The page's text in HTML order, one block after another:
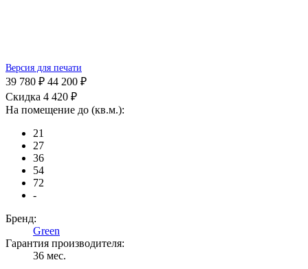
Версия для печати
39 780 ₽ 44 200 ₽
Скидка 4 420 ₽
На помещение до (кв.м.):
21
27
36
54
72
-
Бренд:
Green
Гарантия производителя:
36 мес.